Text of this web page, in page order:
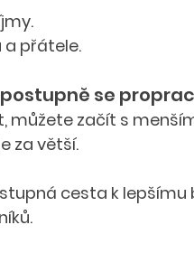
přátele.
se
můžete začít s
za větší.
cesta k lepšímu